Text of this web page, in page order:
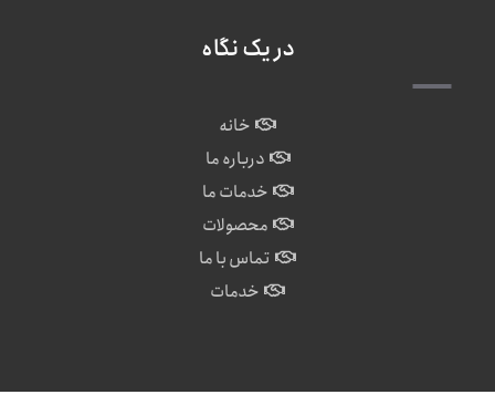
در یک نگاه
خانه
درباره ما
خدمات ما
محصولات
تماس با ما
خدمات